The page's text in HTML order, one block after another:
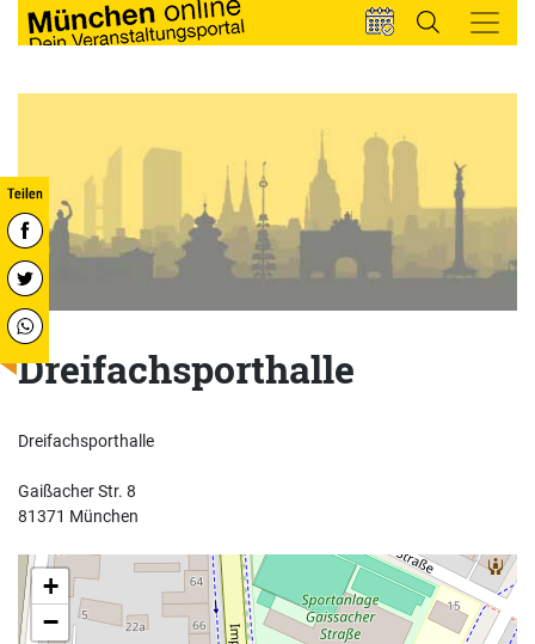
Dreifachsporthalle
Dreifachsporthalle
Gaißacher Str. 8
81371 München
+
−